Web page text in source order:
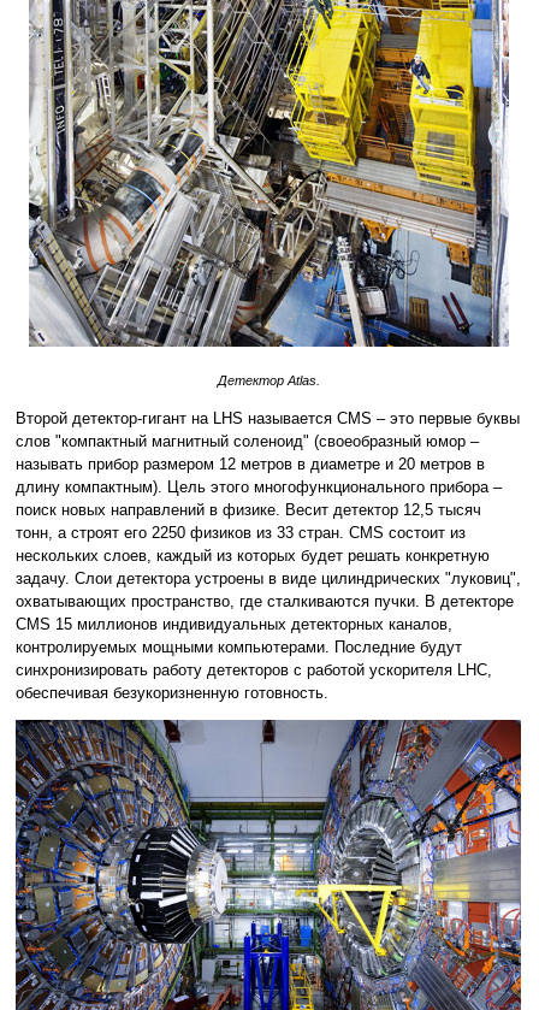
Детектор Atlas.
Второй детектор-гигант на LHS называется CMS – это первые буквы
слов "компактный магнитный соленоид" (своеобразный юмор –
называть прибор размером 12 метров в диаметре и 20 метров в
длину компактным). Цель этого многофункционального прибора –
поиск новых направлений в физике. Весит детектор 12,5 тысяч
тонн, а строят его 2250 физиков из 33 стран. CMS состоит из
нескольких слоев, каждый из которых будет решать конкретную
задачу. Слои детектора устроены в виде цилиндрических "луковиц",
охватывающих пространство, где сталкиваются пучки. В детекторе
CMS 15 миллионов индивидуальных детекторных каналов,
контролируемых мощными компьютерами. Последние будут
синхронизировать работу детекторов с работой ускорителя LHC,
обеспечивая безукоризненную готовность.